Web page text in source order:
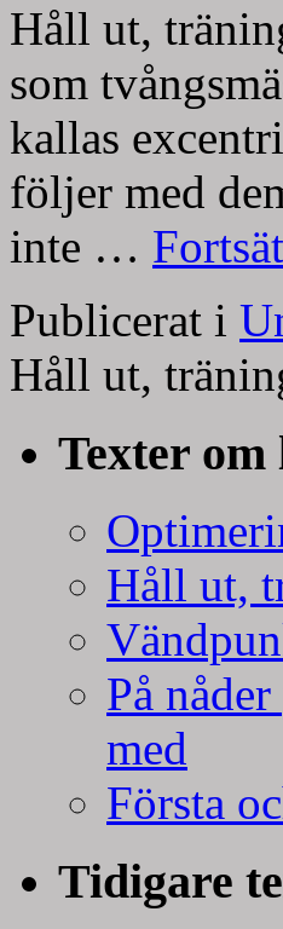
Håll ut,
som
kallas
följer med
inte …
Publicerat i
Håll ut,
Texter om
Håll ut,
På
med
Första
Tidigare